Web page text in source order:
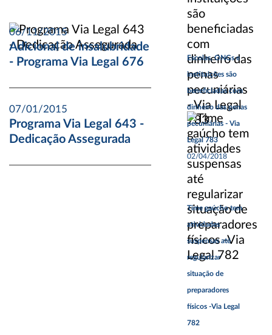
06/11/2015
Adicional de insalubridade
- Programa Via Legal 676
07/01/2015
Programa Via Legal 643 -
Dedicação Assegurada
Escolas, ONGs e
instituições são
beneficiadas com
dinheiro das penas
pecuniárias - Via
Legal 783
02/04/2018
Time gaúcho tem
atividades
suspensas até
regularizar
situação de
preparadores
físicos -Via Legal
782